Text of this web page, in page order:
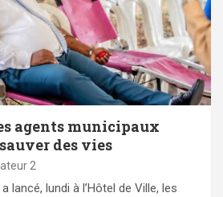
agents municipaux
des vies
2
lancé, lundi à l’Hôtel de Ville, les